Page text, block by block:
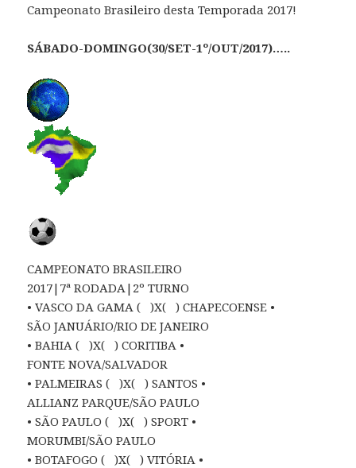
Campeonato Brasileiro desta Temporada 2017!
SÁBADO-DOMINGO(30/SET-1º/OUT/2017)…..
CAMPEONATO BRASILEIRO
2017|7ª RODADA|2º TURNO
• VASCO DA GAMA ( )X( ) CHAPECOENSE •
SÃO JANUÁRIO/RIO DE JANEIRO
• BAHIA ( )X( ) CORITIBA •
FONTE NOVA/SALVADOR
• PALMEIRAS ( )X( ) SANTOS •
ALLIANZ PARQUE/SÃO PAULO
• SÃO PAULO ( )X( ) SPORT •
MORUMBI/SÃO PAULO
• BOTAFOGO ( )X( ) VITÓRIA •